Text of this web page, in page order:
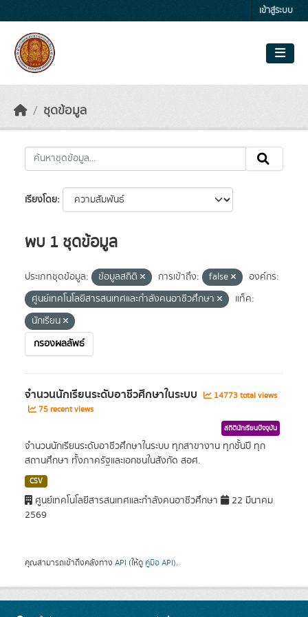
เข้าสู่ระบบ
ชุดข้อมูล
เรียงโดย
พบ 1 ชุดข้อมูล
ประเภทชุดข้อมูล: ข้อมูลสถิติ การเข้าถึง: false
องค์กร:
ศูนย์เทคโนโลยีสารสนเทศและกำลังคนอาชีวศึกษา
แท็ค:
นักเรียน
กรองผลลัพธ์
จำนวนนักเรียนระดับอาชีวศึกษาในระบบ
14773 total views
75 recent views
สถิตินักเรียนปัจจุบัน
จำนวนนักเรียนระดับอาชีวศึกษาในระบบ ทุกสาขางาน ทุกชั้นปี ทุก
สถานศึกษา ทั้งภาครัฐและเอกชนในสังกัด สอศ.
CSV
ศูนย์เทคโนโลยีสารสนเทศและกำลังคนอาชีวศึกษา
22 มีนาคม
2569
คุณสามารถเข้าถึงคลังทาง API (ให้ดู คู่มือ API).